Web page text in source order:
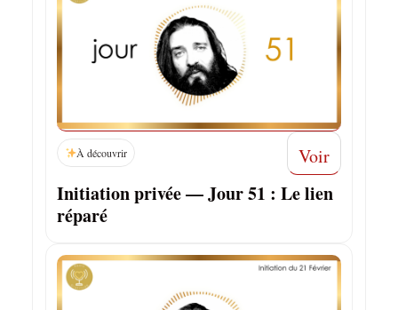
À découvrir Voir
Initiation privée — Jour 51 : Le lien
réparé